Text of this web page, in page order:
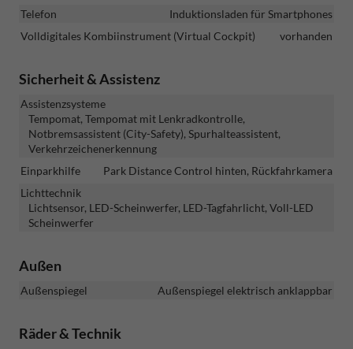
Telefon
Induktionsladen für Smartphones
Volldigitales Kombiinstrument (Virtual Cockpit)
vorhanden
Sicherheit & Assistenz
Assistenzsysteme
Tempomat, Tempomat mit Lenkradkontrolle,
Notbremsassistent (City-Safety), Spurhalteassistent,
Verkehrzeichenerkennung
Einparkhilfe
Park Distance Control hinten, Rückfahrkamera
Lichttechnik
Lichtsensor, LED-Scheinwerfer, LED-Tagfahrlicht, Voll-LED
Scheinwerfer
Außen
Außenspiegel Außenspiegel elektrisch anklappbar
Räder & Technik